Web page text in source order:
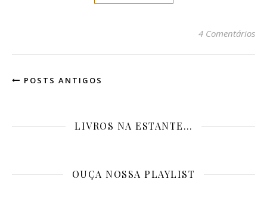
4 Comentários
POSTS ANTIGOS
LIVROS NA ESTANTE…
OUÇA NOSSA PLAYLIST